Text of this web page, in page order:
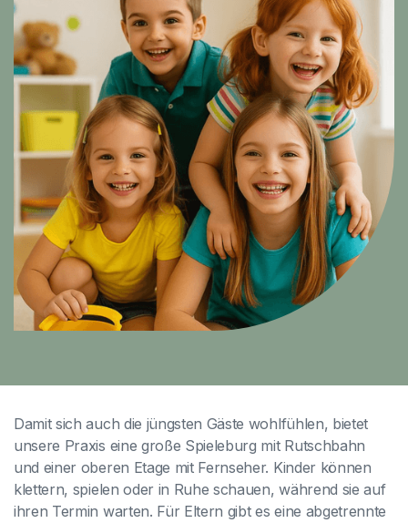
Damit sich auch die jüngsten Gäste wohlfühlen, bietet
unsere Praxis eine große Spieleburg mit Rutschbahn
und einer oberen Etage mit Fernseher. Kinder können
klettern, spielen oder in Ruhe schauen, während sie auf
ihren Termin warten. Für Eltern gibt es eine abgetrennte